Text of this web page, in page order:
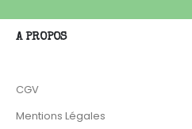
A PROPOS
CGV
Mentions Légales